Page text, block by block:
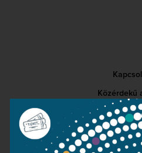
Közérdekű